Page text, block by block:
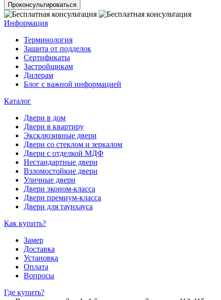
Проконсультироваться
Информация
Терминология
Зашита от подделок
Сертификаты
Застройщикам
Дилерам
Блог с важной информацией
Каталог
Двери в дом
Двери в квартиру
Эксклюзивные двери
Двери со стеклом и зеркалом
Двери с отделкой МДФ
Нестандартные двери
Взломостойкие двери
Уличные двери
Двери эконом-класса
Двери премиум-класса
Двери для таунхауса
Как купить?
Замер
Доставка
Установка
Оплата
Вопросы
Где купить?